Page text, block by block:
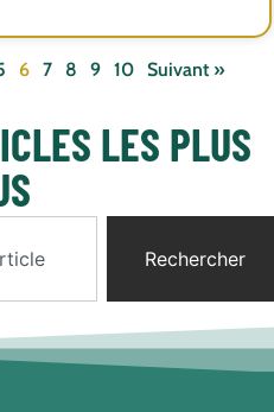
6 7 8 9 10 Suivant »
LES PLUS
Rechercher